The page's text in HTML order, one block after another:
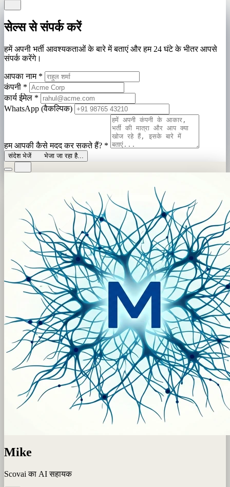
सेल्स से संपर्क करें
हमें अपनी भर्ती आवश्यकताओं के बारे में बताएं और हम 24 घंटे के भीतर आपसे
संपर्क करेंगे।
आपका नाम *
कंपनी *
कार्य ईमेल *
WhatsApp (वैकल्पिक)
हम आपकी कैसे मदद कर सकते हैं? *
संदेश भेजें भेजा जा रहा है...
Mike
Scovai का AI सहायक